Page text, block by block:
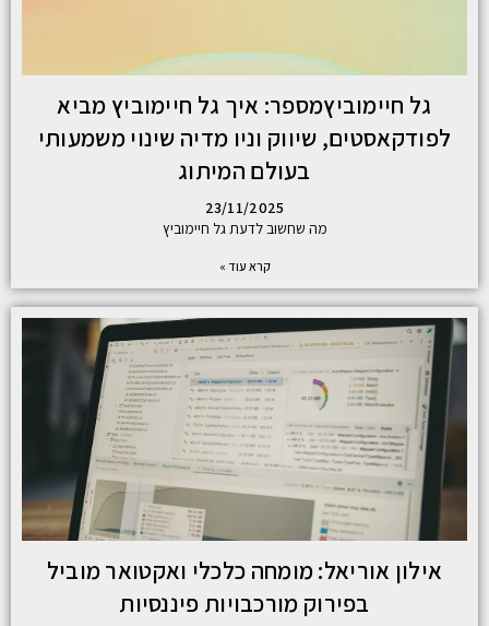
גל חיימוביץמספר: איך גל חיימוביץ מביא
לפודקאסטים, שיווק וניו מדיה שינוי משמעותי
בעולם המיתוג
23/11/2025
מה שחשוב לדעת גל חיימוביץ
קרא עוד »
אילון אוריאל: מומחה כלכלי ואקטואר מוביל
בפירוק מורכבויות פיננסיות